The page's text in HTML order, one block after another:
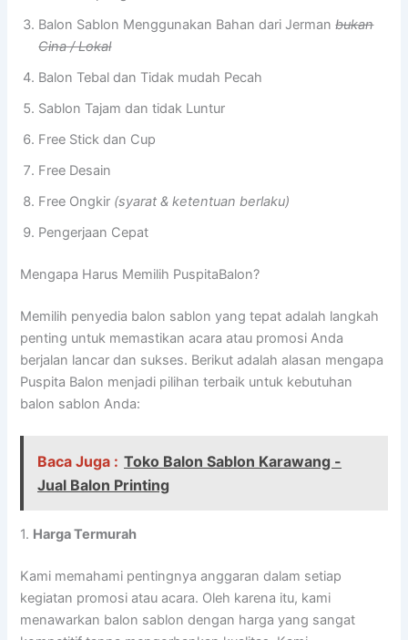
Balon Sablon Menggunakan Bahan dari Jermanbukan
Cina / Lokal
Balon Tebal dan Tidak mudah Pecah
Sablon Tajam dan tidak Luntur
Free Stick dan Cup
Free Desain
Free Ongkir (syarat & ketentuan berlaku)
Pengerjaan Cepat
Mengapa Harus Memilih PuspitaBalon?
Memilih penyedia balon sablon yang tepat adalah langkah
penting untuk memastikan acara atau promosi Anda
berjalan lancar dan sukses. Berikut adalah alasan mengapa
Puspita Balon menjadi pilihan terbaik untuk kebutuhan
balon sablon Anda:
Baca Juga : Toko Balon Sablon Karawang -
Jual Balon Printing
1. Harga Termurah
Kami memahami pentingnya anggaran dalam setiap
kegiatan promosi atau acara. Oleh karena itu, kami
menawarkan balon sablon dengan harga yang sangat